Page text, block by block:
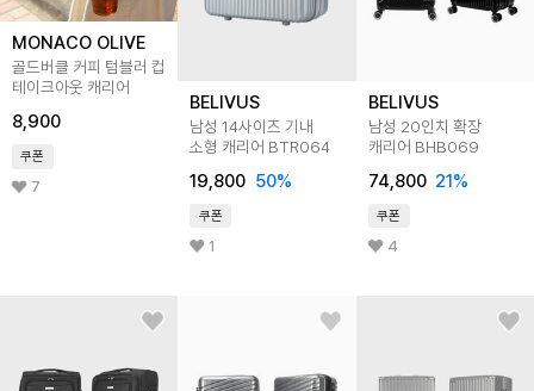
MONACO OLIVE
골드버클 커피 텀블러 컵
테이크아웃 캐리어
8,900
쿠폰
7
BELIVUS
남성 14사이즈 기내
소형 캐리어 BTR064
19,800 50%
쿠폰
1
BELIVUS
남성 20인치 확장
캐리어 BHB069
74,800 21%
쿠폰
4